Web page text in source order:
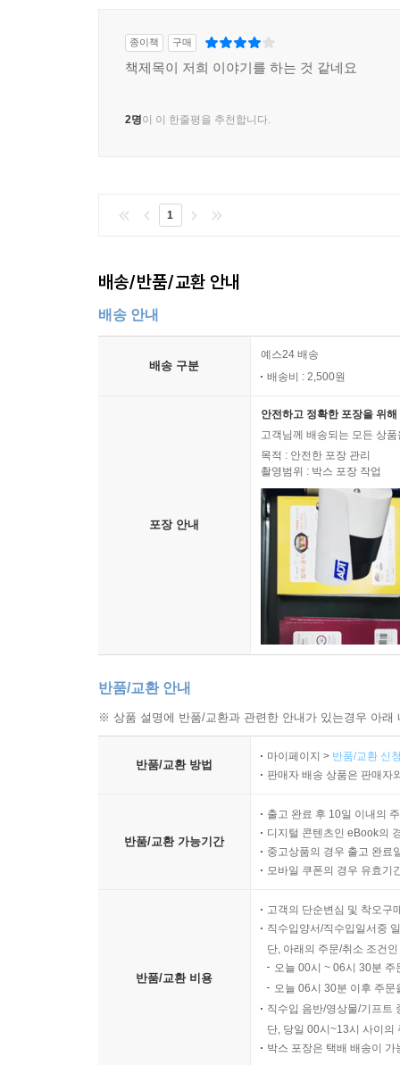
종이책 구매
책제목이 저희 이야기를 하는 것 같네요
2명이 이 한줄평을 추천합니다.
1
배송/반품/교환 안내
배송 안내
배송 구분
예스24 배송
배송비 : 2,500원
포장 안내
안전하고 정확한 포장을 위
고객님께 배송되는 모든 상
목적 : 안전한 포장 관리
촬영범위 : 박스 포장 작업
반품/교환 안내
※ 상품 설명에 반품/교환과 관련한 안내가 있는경우 아
반품/교환 방법
마이페이지 > 반품/교환 신
판매자 배송 상품은 판매자
반품/교환 가능기간
출고 완료 후 10일 이내의
디지털 콘텐츠인 eBook의
중고상품의 경우 출고 완료
모바일 쿠폰의 경우 유효기
반품/교환 비용
고객의 단순변심 및 착오구
직수입양서/직수입일서중
단, 아래의 주문/취소 조건
오늘 00시 ~ 06시 30분
오늘 06시 30분 이후 주
직수입 음반/영상물/기프트
단, 당일 00시~13시 사이의
박스 포장은 택배 배송이